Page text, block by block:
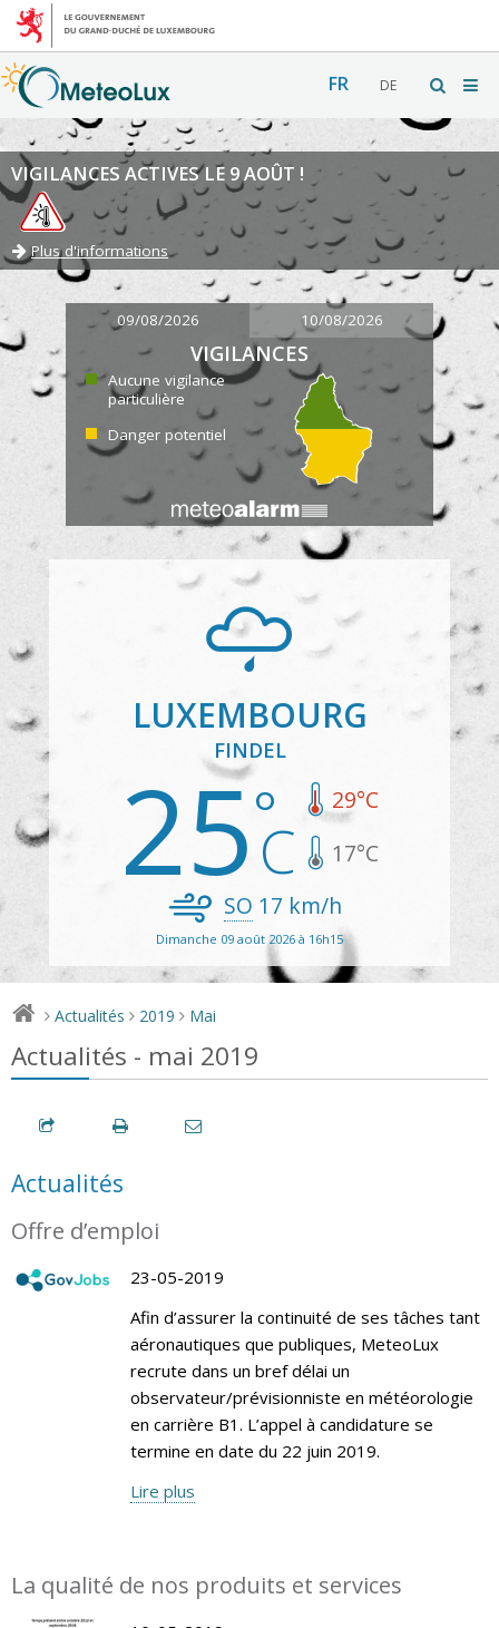
FR DE
VIGILANCES ACTIVES LE 9 AOÛT !
Plus d'informations
09/08/2026 10/08/2026
VIGILANCES
Aucune vigilance
particulière
Danger potentiel
LUXEMBOURG
FINDEL
25 29°C
17°C
SO 17 km/h
Dimanche 09 août 2026 à 16h15
> Actualités > 2019 > Mai
Actualités - mai 2019
Actualités
Offre d’emploi
23-05-2019
Afin d’assurer la continuité de ses tâches tant
aéronautiques que publiques, MeteoLux
recrute dans un bref délai un
observateur/prévisionniste en météorologie
en carrière B1. L’appel à candidature se
termine en date du 22 juin 2019.
Lire plus
La qualité de nos produits et services